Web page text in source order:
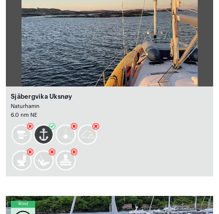
Sjåbergvika Uksnøy
Naturhamn
6.0 nm NE
Wind